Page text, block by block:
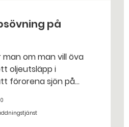
på
oljeutsläpp i
förorena sjön på
närmare